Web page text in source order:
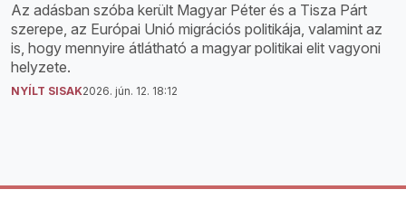
Az adásban szóba került Magyar Péter és a Tisza Párt
szerepe, az Európai Unió migrációs politikája, valamint az
is, hogy mennyire átlátható a magyar politikai elit vagyoni
helyzete.
NYÍLT SISAK2026. jún. 12. 18:12